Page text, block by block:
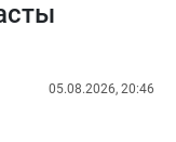
05.08.2026, 20:46